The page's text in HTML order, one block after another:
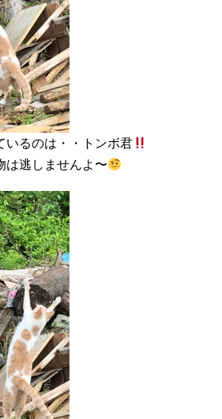
いるのは・・トンボ君
は逃しませんよ〜